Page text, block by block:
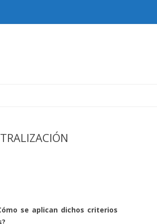
¿Cómo se aplican dichos criterios